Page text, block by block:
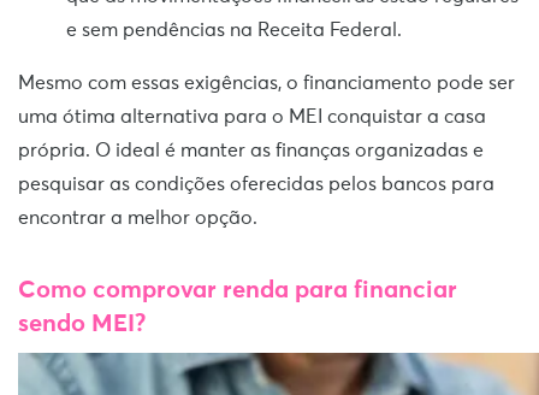
e sem pendências na Receita Federal.
Mesmo com essas exigências, o financiamento pode ser
uma ótima alternativa para o MEI conquistar a casa
própria. O ideal é manter as finanças organizadas e
pesquisar as condições oferecidas pelos bancos para
encontrar a melhor opção.
Como comprovar renda para financiar
sendo MEI?